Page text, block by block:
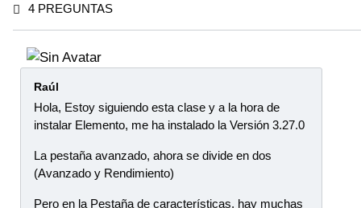
4 PREGUNTAS
Raúl
Hola, Estoy siguiendo esta clase y a la hora de
instalar Elemento, me ha instalado la Versión 3.27.0
La pestaña avanzado, ahora se divide en dos
(Avanzado y Rendimiento)
Pero en la Pestaña de características, hay muchas